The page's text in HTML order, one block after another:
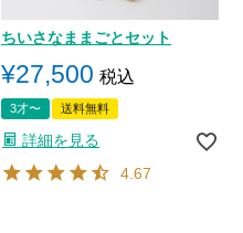
ちいさなままごとセット
¥27,500 税込
3才〜 送料無料
詳細を見る
4.67